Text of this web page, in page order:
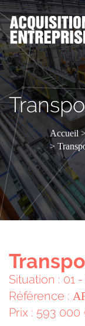
Accueil
Situation : 01 -
Référence :
Prix : 593 000